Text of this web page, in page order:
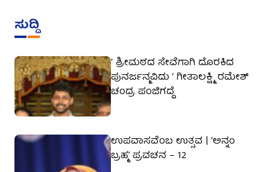
ಸುದ್ದಿ
‘ ಶ್ರೀಮಠದ ಸೇವೆಗಾಗಿ ದೊರಕಿದ
ಪುನರ್ಜನ್ಮವಿದು ‘ ಗೀತಾಲಕ್ಷ್ಮಿ ರಮೇಶ್
ಚಂದ್ರ ಪಂಜಿಗದ್ದೆ
ಉಪವಾಸವೆಂಬ ಉತ್ಸವ | ‘ಅನ್ನಂ
ಬ್ರಹ್ಮ’ ಪ್ರವಚನ – 12